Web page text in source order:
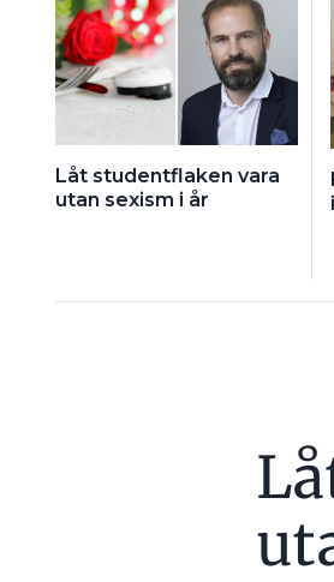
Låt studentflaken vara
utan sexism i år